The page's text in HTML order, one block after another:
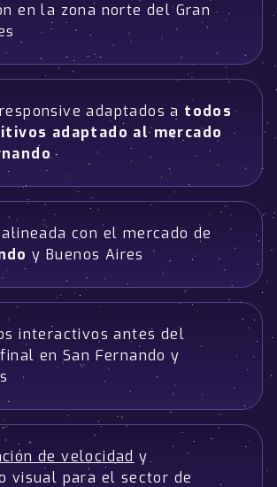
en la zona norte del Gran
adaptados a todos
adaptado al mercado
con el mercado de
y Buenos Aires
interactivos antes del
en San Fernando y
de velocidad y
visual para el sector de